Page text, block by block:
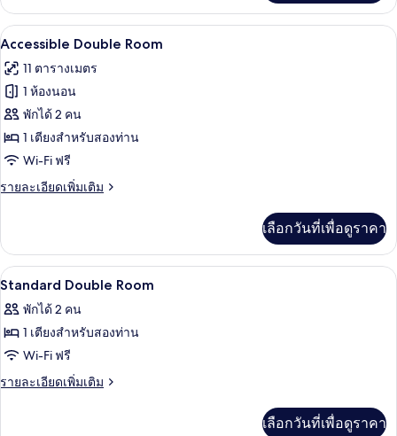
เกี่ยว
กับ
ห้อง
ทวิ
น
เปิด
ภาพถ่าย
ทั้งหมด
ของ
Accessible
Double
Room
Accessible Double Room | ห้องเก็บเ
9
Accessible Double Room
11 ตารางเมตร
1 ห้องนอน
พักได้ 2 คน
1 เตียงสำหรับสองท่าน
Wi-Fi ฟรี
รายละเอียดเพิ่มเติม
ราย
เกี่ยว
กับ
Accessible
Room
เลือกวันที่เพื่อดูราคา
เปิด
ภาพถ่าย
ทั้งหมด
ของ
Standard
ห้องเก็บเสียง, เปล/เตียงเด็กอ่อน (ฟรี),
9
Standard Double Room
พักได้ 2 คน
1 เตียงสำหรับสองท่าน
Wi-Fi ฟรี
รายละเอียดเพิ่มเติม
ราย
เลือกวันที่เพื่อดูราคา